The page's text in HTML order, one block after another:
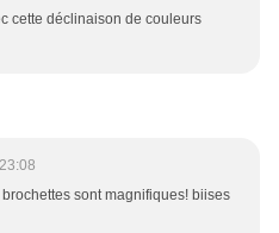
cette déclinaison de couleurs
sont magnifiques! biises